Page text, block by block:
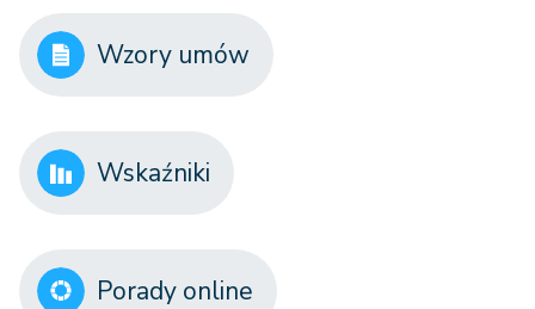
Wzory umów
Wskaźniki
Porady online